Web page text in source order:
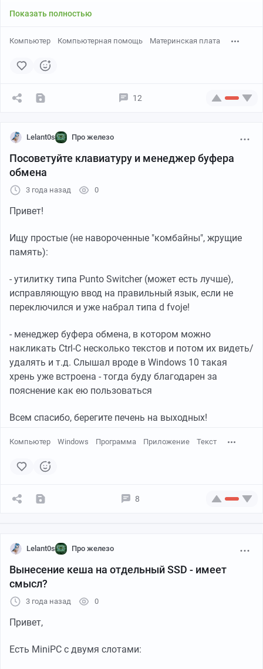
Показать полностью
Компьютер Компьютерная помощь Материнская плата
12
Lelant0s Про железо
Посоветуйте клавиатуру и менеджер буфера
обмена
3 года назад 0
Привет!
Ищу простые (не навороченные "комбайны", жрущие
память):
- утилитку типа Punto Switcher (может есть лучше),
исправляющую ввод на правильный язык, если не
переключился и уже набрал типа d fvoje!
- менеджер буфера обмена, в котором можно
накликать Ctrl-C несколько текстов и потом их видеть/
удалять и т.д. Слышал вроде в Windows 10 такая
хрень уже встроена - тогда буду благодарен за
пояснение как ею пользоваться
Всем спасибо, берегите печень на выходных!
Компьютер Windows Программа Приложение Текст
8
Lelant0s Про железо
Вынесение кеша на отдельный SSD - имеет
смысл?
3 года назад 0
Привет,
Есть MiniPC с двумя слотами: